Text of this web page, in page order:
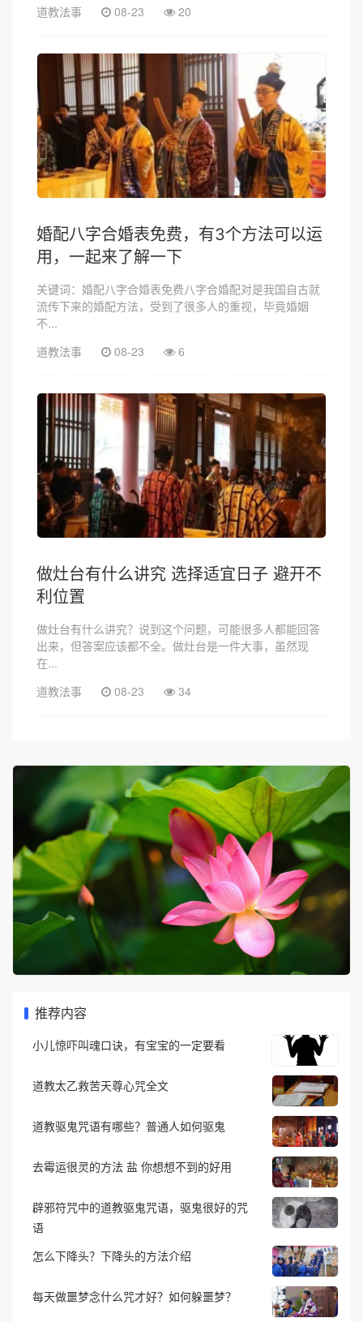
道教法事
08-23 20
婚配八字合婚表免费，有3个方法可以运
用，一起来了解一下
关键词：婚配八字合婚表免费八字合婚配对是我国自古就
流传下来的婚配方法，受到了很多人的重视，毕竟婚姻
不...
道教法事
08-23 6
做灶台有什么讲究 选择适宜日子 避开不
利位置
做灶台有什么讲究？说到这个问题，可能很多人都能回答
出来，但答案应该都不全。做灶台是一件大事，虽然现
在...
道教法事
08-23 34
推荐内容
小儿惊吓叫魂口诀，有宝宝的一定要看
道教太乙救苦天尊心咒全文
道教驱鬼咒语有哪些？普通人如何驱鬼
去霉运很灵的方法 盐 你想想不到的好用
辟邪符咒中的道教驱鬼咒语，驱鬼很好的咒
语
怎么下降头？下降头的方法介绍
每天做噩梦念什么咒才好？如何躲噩梦？